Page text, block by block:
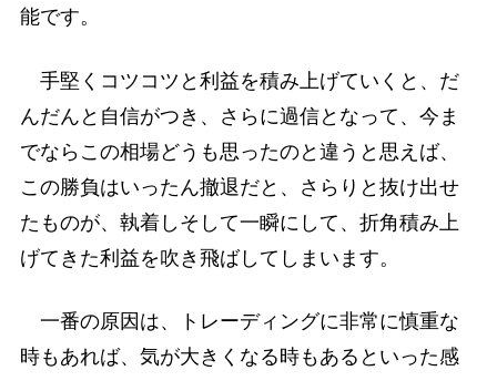
能です。
手堅くコツコツと利益を積み上げていくと、だ
んだんと自信がつき、さらに過信となって、今ま
でならこの相場どうも思ったのと違うと思えば、
この勝負はいったん撤退だと、さらりと抜け出せ
たものが、執着しそして一瞬にして、折角積み上
げてきた利益を吹き飛ばしてしまいます。
一番の原因は、トレーディングに非常に慎重な
時もあれば、気が大きくなる時もあるといった感